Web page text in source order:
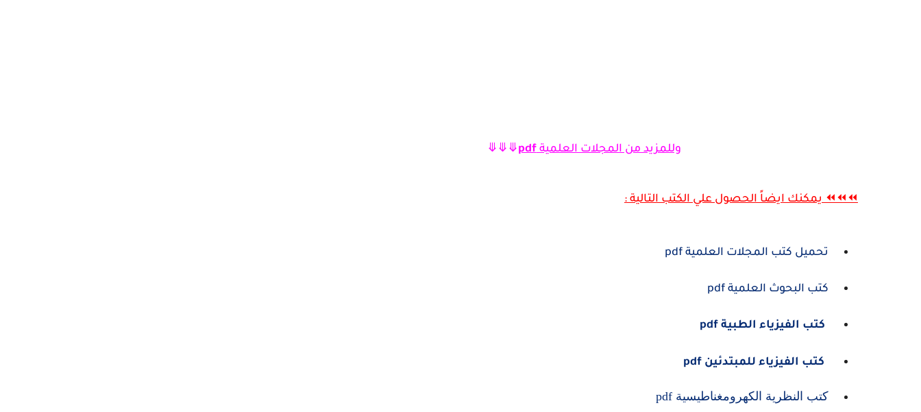
وللمزيد من المجلات العلميةpdf
⤋⤋⤋
⏪⏪⏪ يمكنك ايضاً الحصول علي الكتب التالية :
تحميل كتب المجلات العلمية pdf
كتب البحوث العلمية pdf
كتب الفيزياء الطبية pdf
كتب الفيزياء للمبتدئين pdf
كتب النظرية الكهرومغناطيسية pdf